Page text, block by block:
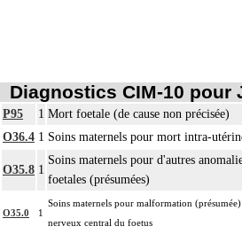
Diagnostics CIM-10 pour
P95 1 Mort foetale (de cause non précisée)
O36.4 1 Soins maternels pour mort intra-
O35.8 1
Soins maternels pour d'autres
foetales (présumées)
O35.0 1
Soins maternels pour malformation
nerveux central du foetus